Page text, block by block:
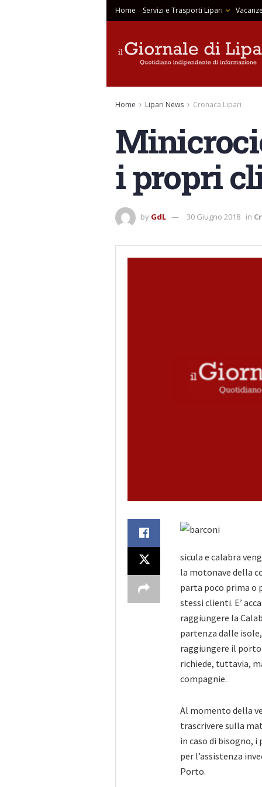
Home Servizi e Trasporti Lipari
Home Lipari News Cronaca Lipari
i propri
by GdL 30 Giugno 2018 in
sicula e calabra
la motonave della
parta poco prima o
stessi clienti. E’
raggiungere la
partenza dalle
raggiungere il
richiede, tuttavia,
compagnie.
Al momento della
trascrivere sulla
in caso di bisogno,
per l’assistenza
Porto.